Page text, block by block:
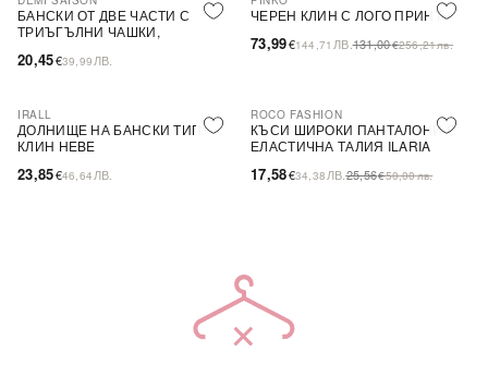
БАНСКИ ОТ ДВЕ ЧАСТИ С
ТРИЪГЪЛНИ ЧАШКИ,
20,45€39,99 ЛВ.
-44%
ЧЕРЕН КЛИН С ЛОГО ПРИНТ
73,99€144,71 ЛВ.131,00€256,21лв.
IRALL
ДОЛНИЩЕ НА БАНСКИ ТИП
КЛИН HEBE
23,85€46,64 ЛВ.
-31%
ROCO FASHION
КЪСИ ШИРОКИ ПАНТАЛОНИ С
ЕЛАСТИЧНА ТАЛИЯ ILARIA
17,58€34,38 ЛВ.25,56€50,00лв.